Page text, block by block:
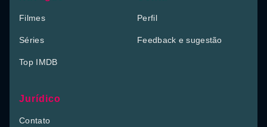
Filmes
Séries
Top IMDB
Perfil
Feedback e sugestão
Jurídico
Contato